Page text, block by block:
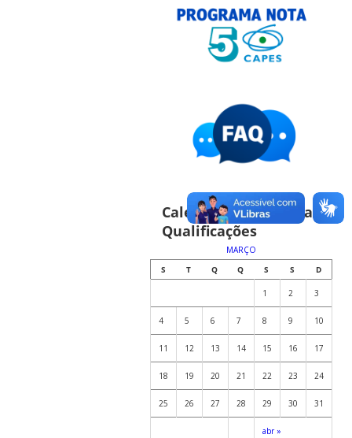
Calendário de Defesas e
Qualificações
MARÇO
S
T Q Q S S D
abr »
1 2 3
4 5 6 7 8 9 10
11 12 13 14 15 16 17
18 19 20 21 22 23 24
25 26 27 28 29 30 31